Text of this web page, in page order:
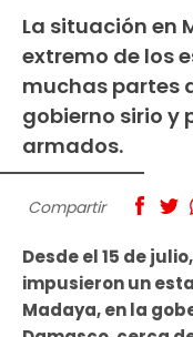
La situación en
extremo de los
muchas partes
gobierno sirio y
armados.
Compartir
Desde el 15 de
impusieron un
Madaya, en la